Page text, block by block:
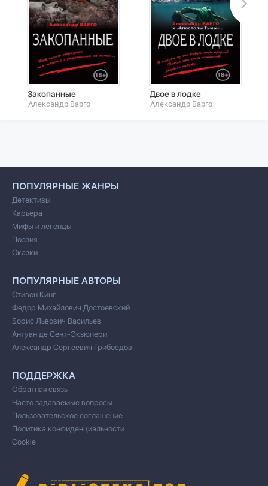
Закопанные
Александр Варго
Двое в лодке
Александр Варго
ПОПУЛЯРНЫЕ ЖАНРЫ
Детективы
Карьера
Мифы и легенды
Поэзия
Сказки
ПОПУЛЯРНЫЕ АВТОРЫ
Стивен Кинг
Федор Михайлович Достоевский
Борис Львович Васильев
Антуан де Сент-Экзюпери
Александр Сергеевич Грибоедов
ПОДДЕРЖКА
Обратная связь
Часто задаваемые вопросы
Пользовательское соглашение
Политика конфиденциальности
Cookie